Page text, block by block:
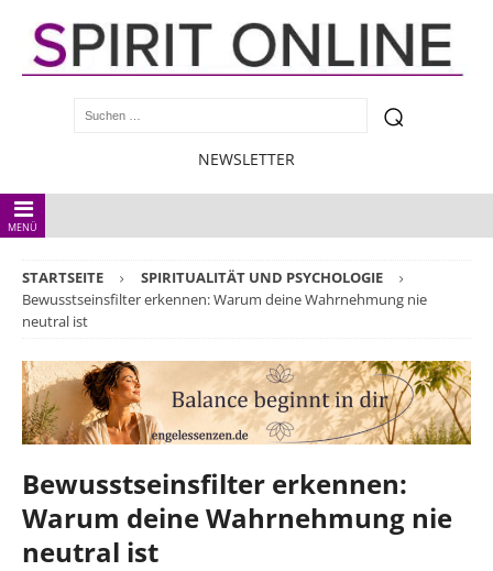
NEWSLETTER
MENÜ
STARTSEITE
SPIRITUALITÄT UND PSYCHOLOGIE
Bewusstseinsfilter erkennen: Warum deine Wahrnehmung nie
neutral ist
Bewusstseinsfilter erkennen:
Warum deine Wahrnehmung nie
neutral ist